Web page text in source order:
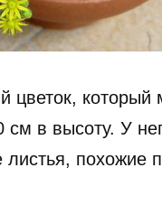
цветок, который
см в высоту. У
листья, похожие